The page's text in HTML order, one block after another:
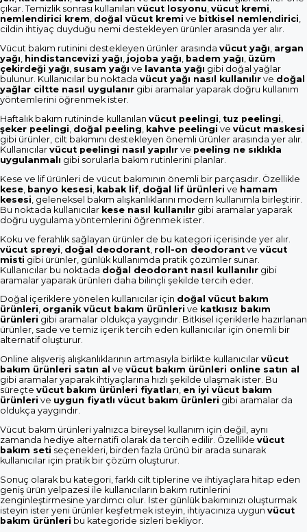
çıkar. Temizlik sonrası kullanılan vücut losyonu, vücut kremi,
nemlendirici krem, doğal vücut kremi ve bitkisel nemlendirici,
cildin ihtiyaç duyduğu nemi destekleyen ürünler arasında yer alır.
Vücut bakım rutinini destekleyen ürünler arasında vücut yağı, argan
yağı, hindistancevizi yağı, jojoba yağı, badem yağı, üzüm
çekirdeği yağı, susam yağı ve lavanta yağı gibi doğal yağlar
bulunur. Kullanıcılar bu noktada vücut yağı nasıl kullanılır ve doğal
yağlar ciltte nasıl uygulanır gibi aramalar yaparak doğru kullanım
yöntemlerini öğrenmek ister.
Haftalık bakım rutininde kullanılan vücut peelingi tuz peelingi
şeker peelingi doğal peeling kahve peelingi ve vücut maskesi
gibi ürünler, cilt bakımını destekleyen önemli ürünler arasında yer alır.
Kullanıcılar vücut peelingi nasıl yapılır ve peeling ne sıklıkla
uygulanmalı gibi sorularla bakım rutinlerini planlar.
Kese ve lif ürünleri de vücut bakımının önemli bir parçasıdır. Özellikle
kese banyo kesesi kabak lif doğal lif ürünleri ve hamam
kesesi , geleneksel bakım alışkanlıklarını modern kullanımla birleştirir.
Bu noktada kullanıcılar kese nasıl kullanılır gibi aramalar yaparak
doğru uygulama yöntemlerini öğrenmek ister.
Koku ve ferahlık sağlayan ürünler de bu kategori içerisinde yer alır.
vücut spreyi doğal deodorant roll-on deodorant ve vücut
misti gibi ürünler, günlük kullanımda pratik çözümler sunar.
Kullanıcılar bu noktada doğal deodorant nasıl kullanılır gibi
aramalar yaparak ürünleri daha bilinçli şekilde tercih eder.
Doğal içeriklere yönelen kullanıcılar için doğal vücut bakım
ürünleri, organik vücut bakım ürünleri ve katkısız bakım
ürünleri gibi aramalar oldukça yaygındır. Bitkisel içeriklerle hazırlanan
ürünler, sade ve temiz içerik tercih eden kullanıcılar için önemli bir
alternatif oluşturur.
Online alışveriş alışkanlıklarının artmasıyla birlikte kullanıcılar vücut
bakım ürünleri satın al ve vücut bakım ürünleri online satın al
gibi aramalar yaparak ihtiyaçlarına hızlı şekilde ulaşmak ister. Bu
süreçte vücut bakım ürünleri fiyatları, en iyi vücut bakım
ürünleri ve uygun fiyatlı vücut bakım ürünleri gibi aramalar da
oldukça yaygındır.
Vücut bakım ürünleri yalnızca bireysel kullanım için değil, aynı
zamanda hediye alternatifi olarak da tercih edilir. Özellikle vücut
bakım seti seçenekleri, birden fazla ürünü bir arada sunarak
kullanıcılar için pratik bir çözüm oluşturur.
Sonuç olarak bu kategori, farklı cilt tiplerine ve ihtiyaçlara hitap eden
geniş ürün yelpazesi ile kullanıcıların bakım rutinlerini
zenginleştirmesine yardımcı olur. İster günlük bakımınızı oluşturmak
isteyin ister yeni ürünler keşfetmek isteyin, ihtiyacınıza uygun vücut
bakım ürünleri bu kategoride sizleri bekliyor.